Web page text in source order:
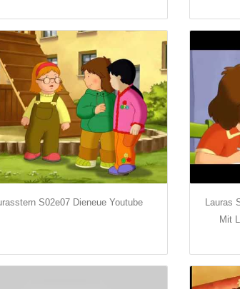
S02e07 Dieneue Youtube
Lauras
Mit